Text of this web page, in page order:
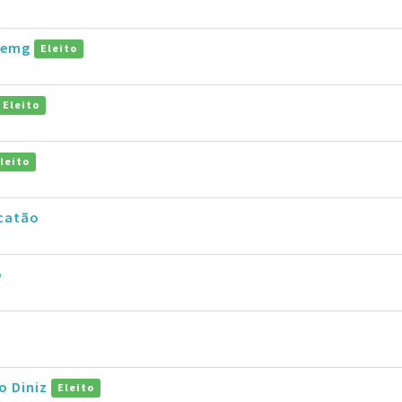
Eleito
Eleito
Diniz Eleito